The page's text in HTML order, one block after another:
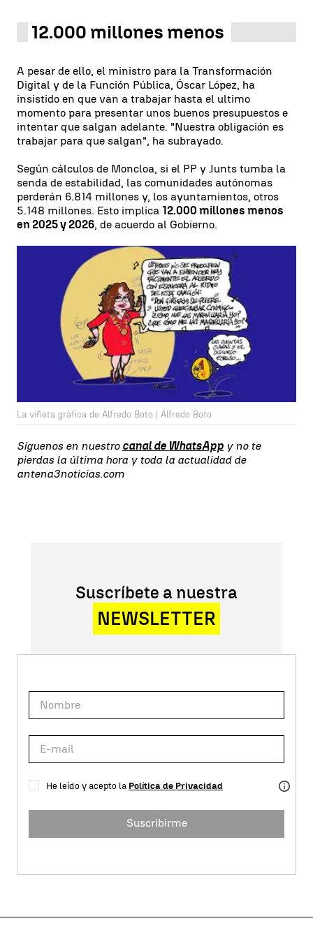
12.000 millones menos
A pesar de ello, el ministro para la Transformación
Digital y de la Función Pública, Óscar López, ha
insistido en que van a trabajar hasta el ultimo
momento para presentar unos buenos presupuestos e
intentar que salgan adelante. "Nuestra obligación es
trabajar para que salgan", ha subrayado.
Según cálculos de Moncloa, si el PP y Junts tumba la
senda de estabilidad, las comunidades autónomas
perderán 6.814 millones y, los ayuntamientos, otros
5.148 millones. Esto implica 12.000 millones menos
en 2025 y 2026, de acuerdo al Gobierno.
La viñeta gráfica de Alfredo Boto | Alfredo Boto
Síguenos en nuestro canal de WhatsApp y no te
pierdas la última hora y toda la actualidad de
antena3noticias.com
Suscríbete a nuestra
NEWSLETTER
He leído y acepto la Política de Privacidad
Suscribirme